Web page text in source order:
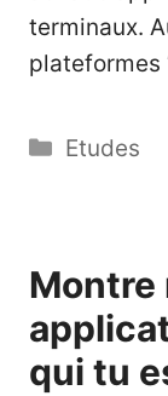
terminaux.
plateformes
Etudes
Montre
qui tu